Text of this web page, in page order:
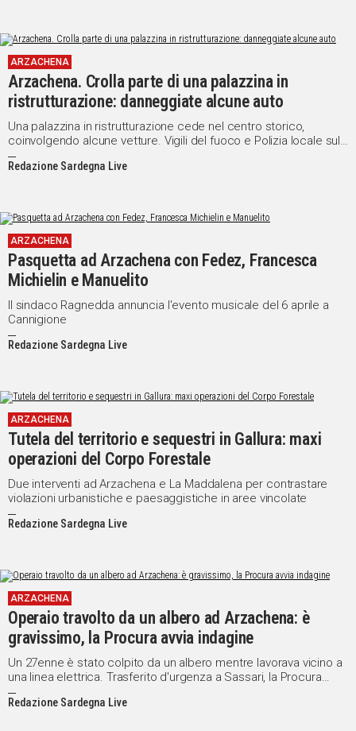
ARZACHENA
Arzachena. Crolla parte di una palazzina in
ristrutturazione: danneggiate alcune auto
Una palazzina in ristrutturazione cede nel centro storico,
coinvolgendo alcune vetture. Vigili del fuoco e Polizia locale sul
posto per accertamenti e messa in sicurezza
Redazione Sardegna Live
ARZACHENA
Pasquetta ad Arzachena con Fedez, Francesca
Michielin e Manuelito
Il sindaco Ragnedda annuncia l'evento musicale del 6 aprile a
Cannigione
Redazione Sardegna Live
ARZACHENA
Tutela del territorio e sequestri in Gallura: maxi
operazioni del Corpo Forestale
Due interventi ad Arzachena e La Maddalena per contrastare
violazioni urbanistiche e paesaggistiche in aree vincolate
Redazione Sardegna Live
ARZACHENA
Operaio travolto da un albero ad Arzachena: è
gravissimo, la Procura avvia indagine
Un 27enne è stato colpito da un albero mentre lavorava vicino a
una linea elettrica. Trasferito d'urgenza a Sassari, la Procura
indaga sull'incidente
Redazione Sardegna Live